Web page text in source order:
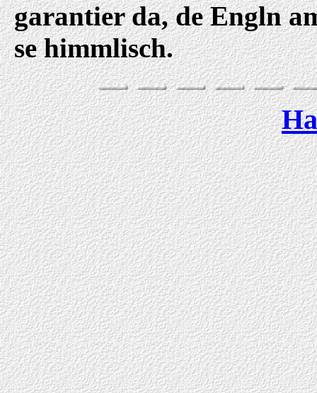
garantier da, de Engln
se himmlisch.